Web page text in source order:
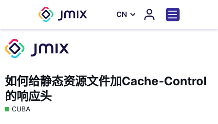
СN
如何给静态资源文件加Cache-Control
的响应头
CUBA